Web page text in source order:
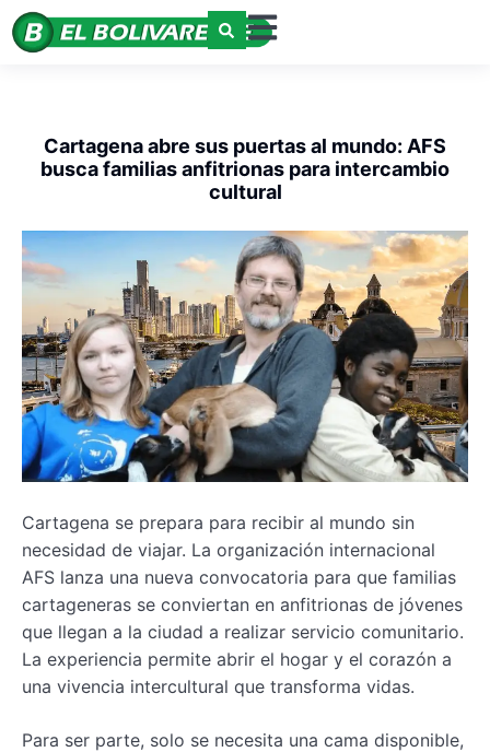
Cartagena abre sus puertas al mundo: AFS
busca familias anfitrionas para intercambio
cultural
Cartagena se prepara para recibir al mundo sin
necesidad de viajar. La organización internacional
AFS lanza una nueva convocatoria para que familias
cartageneras se conviertan en anfitrionas de jóvenes
que llegan a la ciudad a realizar servicio comunitario.
La experiencia permite abrir el hogar y el corazón a
una vivencia intercultural que transforma vidas.
Para ser parte, solo se necesita una cama disponible,